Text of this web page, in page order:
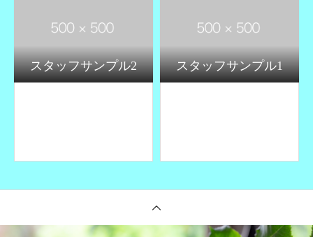
スタッフサンプル2 スタッフサンプル1